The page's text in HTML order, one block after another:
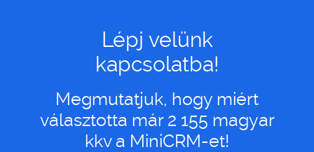
Lépj velünk
kapcsolatba!
Megmutatjuk, hogy miért
választotta már 2 155 magyar
kkv a MiniCRM-et!